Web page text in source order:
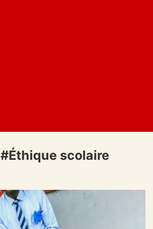
#Éthique scolaire